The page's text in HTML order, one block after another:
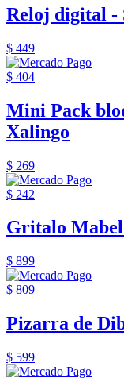
Reloj digital -
$ 449
$ 404
Mini Pack
Xalingo
$ 269
$ 242
Gritalo
$ 899
$ 809
Pizarra de
$ 599